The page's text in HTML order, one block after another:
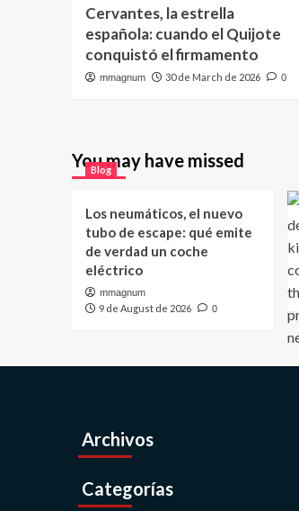
Cervantes, la estrella
española: cuando el Quijote
conquistó el firmamento
mmagnum 30 de March de 2026 0
You may have missed
Blog
Los neumáticos, el nuevo
tubo de escape: qué emite
de verdad un coche
eléctrico
mmagnum
9 de August de 2026 0
Archivos
Categorías